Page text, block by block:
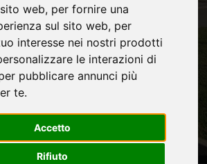
web, per fornire una
sul sito web, per
interesse nei nostri prodotti
le interazioni di
pubblicare annunci più
te.
Accetto
Rifiuto